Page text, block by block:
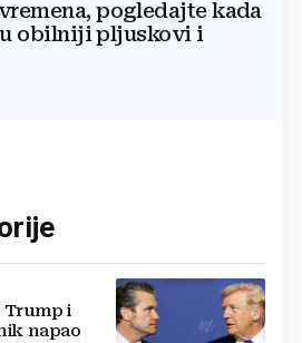
pogledajte kada
obilniji pljuskovi i
Trump i
napao